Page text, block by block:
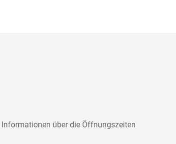
über die Öffnungszeiten